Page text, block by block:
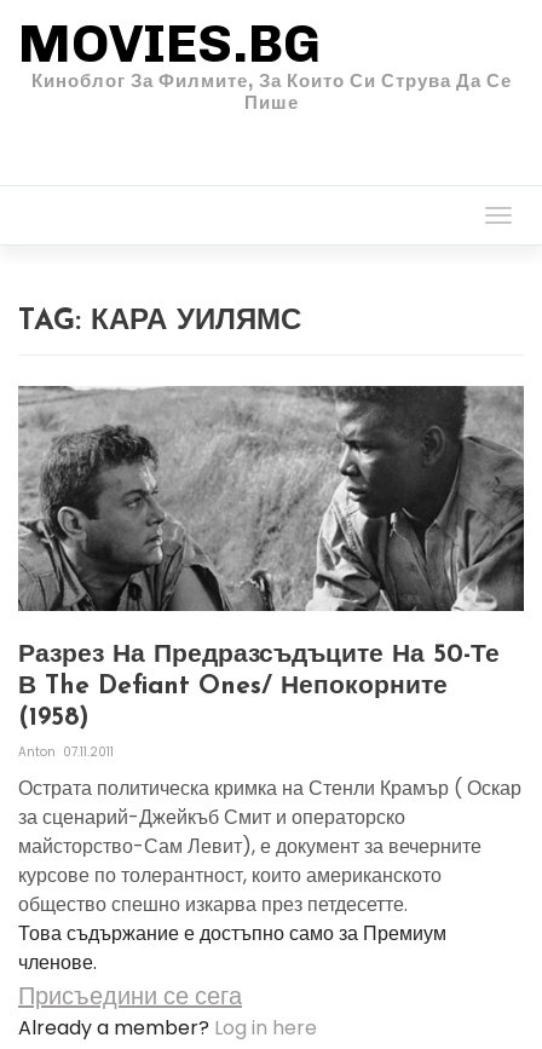
MOVIES.BG
Киноблог За Филмите, За Които Си Струва Да Се
Пише
TAG: КАРА УИЛЯМС
Разрез На Предразсъдъците На 50-Те
В The Defiant Ones/ Непокорните
(1958)
Anton 07.11.2011
Острата политическа кримка на Стенли Крамър ( Оскар
за сценарий-Джейкъб Смит и операторско
майсторство-Сам Левит), е документ за вечерните
курсове по толерантност, които американското
общество спешно изкарва през петдесетте.
Това съдържание е достъпно само за Премиум
членове.
Присъедини се сега
Already a member? Log in here